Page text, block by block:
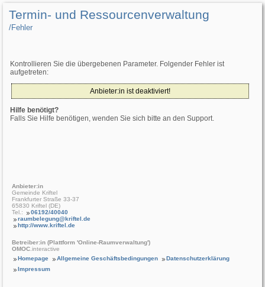
Termin- und Ressourcenverwaltung
/­Fehler
Kontrollieren Sie die übergebenen Parameter. Folgender Fehler ist
aufgetreten:
Anbieter:in ist deaktiviert!
Hilfe benötigt?
Falls Sie Hilfe benötigen, wenden Sie sich bitte an den Support.
Anbieter:in
Gemeinde Kriftel
Frankfurter Straße 33-37
65830 Kriftel (DE)
Tel.:
06192/40040
raumbelegung@kriftel.de
http://www.kriftel.de
Betreiber:in (Plattform 'Online-Raumverwaltung')
OMOC .interactive
Homepage
Allgemeine Geschäftsbedingungen
Datenschutzerklärung
Impressum